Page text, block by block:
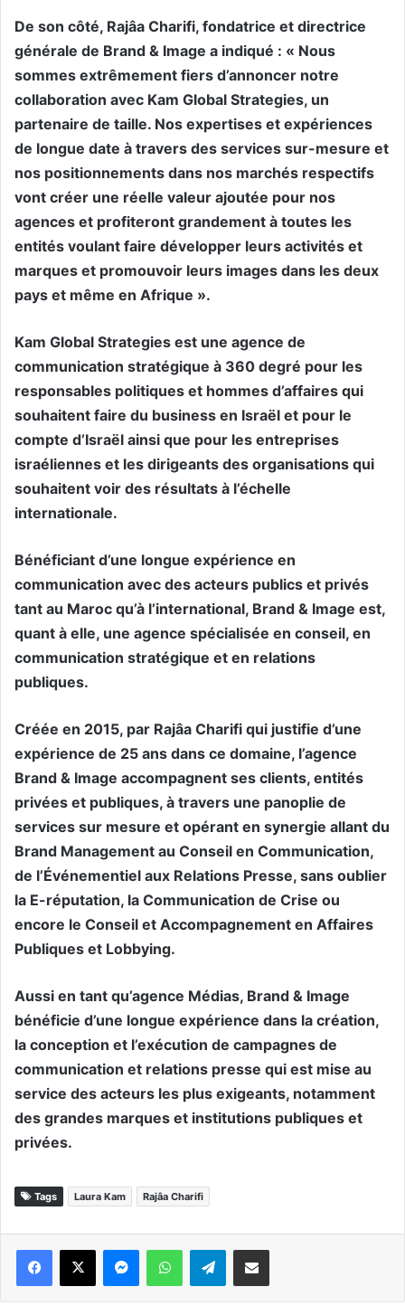
De son côté, Rajâa Charifi, fondatrice et directrice
générale de Brand & Image a indiqué : « Nous
sommes extrêmement fiers d’annoncer notre
collaboration avec Kam Global Strategies, un
partenaire de taille. Nos expertises et expériences
de longue date à travers des services sur-mesure et
nos positionnements dans nos marchés respectifs
vont créer une réelle valeur ajoutée pour nos
agences et profiteront grandement à toutes les
entités voulant faire développer leurs activités et
marques et promouvoir leurs images dans les deux
pays et même en Afrique ».
Kam Global Strategies est une agence de
communication stratégique à 360 degré pour les
responsables politiques et hommes d’affaires qui
souhaitent faire du business en Israël et pour le
compte d’Israël ainsi que pour les entreprises
israéliennes et les dirigeants des organisations qui
souhaitent voir des résultats à l’échelle
internationale.
Bénéficiant d’une longue expérience en
communication avec des acteurs publics et privés
tant au Maroc qu’à l’international, Brand & Image est,
quant à elle, une agence spécialisée en conseil, en
communication stratégique et en relations
publiques.
Créée en 2015, par Rajâa Charifi qui justifie d’une
expérience de 25 ans dans ce domaine, l’agence
Brand & Image accompagnent ses clients, entités
privées et publiques, à travers une panoplie de
services sur mesure et opérant en synergie allant du
Brand Management au Conseil en Communication,
de l’Événementiel aux Relations Presse, sans oublier
la E-réputation, la Communication de Crise ou
encore le Conseil et Accompagnement en Affaires
Publiques et Lobbying.
Aussi en tant qu’agence Médias, Brand & Image
bénéficie d’une longue expérience dans la création,
la conception et l’exécution de campagnes de
communication et relations presse qui est mise au
service des acteurs les plus exigeants, notamment
des grandes marques et institutions publiques et
privées.
Tags Laura Kam Rajâa Charifi
WhatsApp Telegram